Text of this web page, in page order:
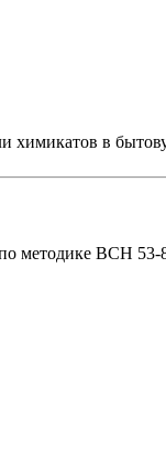
химикатов в
методике ВСН 53-